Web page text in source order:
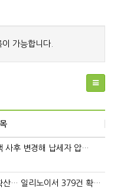
가능합니다.
사후 변경해 납세자 압…
산… 일리노이서 379건 확…